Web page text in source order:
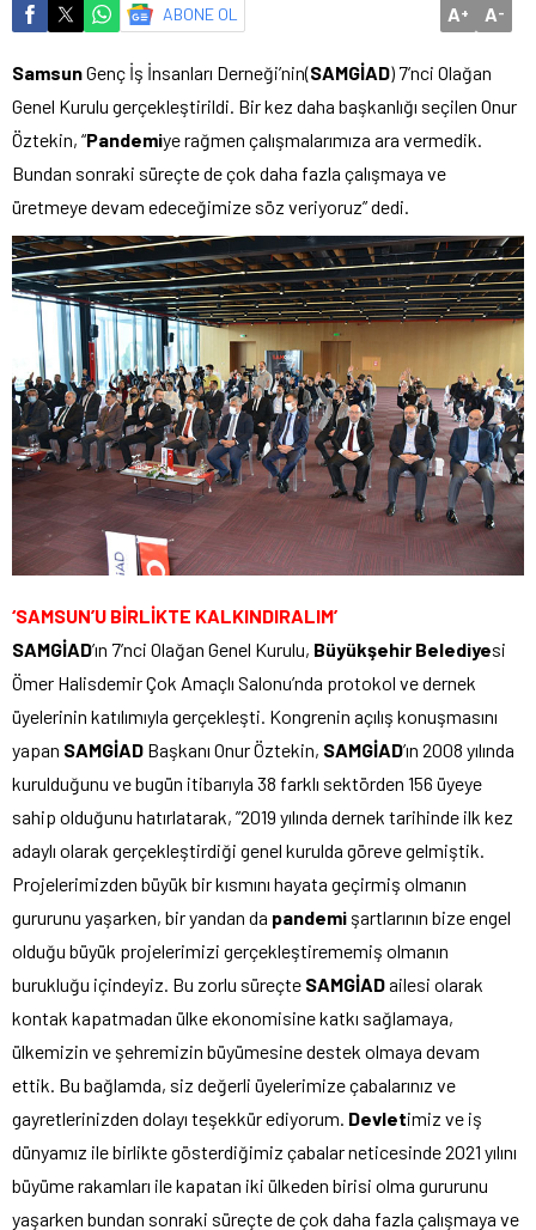
ABONE OL A+ A-
SamsunGenç İş İnsanları Derneği’nin(SAMGİAD) 7’nci Olağan
Genel Kurulu gerçekleştirildi. Bir kez daha başkanlığı seçilen Onur
Öztekin, “Pandemiye rağmen çalışmalarımıza ara vermedik.
Bundan sonraki süreçte de çok daha fazla çalışmaya ve
üretmeye devam edeceğimize söz veriyoruz” dedi.
‘SAMSUN’U BİRLİKTE KALKINDIRALIM’
SAMGİAD’ın 7’nci Olağan Genel Kurulu, Büyükşehir Belediyesi
Ömer Halisdemir Çok Amaçlı Salonu’nda protokol ve dernek
üyelerinin katılımıyla gerçekleşti. Kongrenin açılış konuşmasını
yapan SAMGİAD Başkanı Onur Öztekin, SAMGİAD’ın 2008 yılında
kurulduğunu ve bugün itibarıyla 38 farklı sektörden 156 üyeye
sahip olduğunu hatırlatarak, ”2019 yılında dernek tarihinde ilk kez
adaylı olarak gerçekleştirdiği genel kurulda göreve gelmiştik.
Projelerimizden büyük bir kısmını hayata geçirmiş olmanın
gururunu yaşarken, bir yandan da pandemi şartlarının bize engel
olduğu büyük projelerimizi gerçekleştirememiş olmanın
burukluğu içindeyiz. Bu zorlu süreçte SAMGİADailesi olarak
kontak kapatmadan ülke ekonomisine katkı sağlamaya,
ülkemizin ve şehremizin büyümesine destek olmaya devam
ettik. Bu bağlamda, siz değerli üyelerimize çabalarınız ve
gayretlerinizden dolayı teşekkür ediyorum. Devletimiz ve iş
dünyamız ile birlikte gösterdiğimiz çabalar neticesinde 2021 yılını
büyüme rakamları ile kapatan iki ülkeden birisi olma gururunu
yaşarken bundan sonraki süreçte de çok daha fazla çalışmaya ve